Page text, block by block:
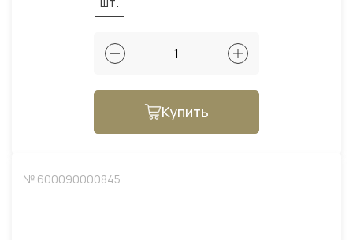
Купить
№ 600090000845